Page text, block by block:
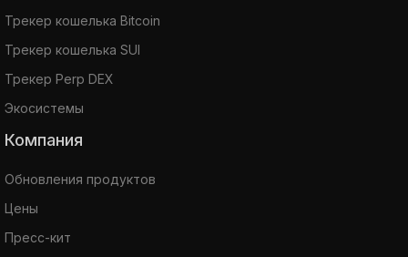
Трекер кошелька Bitcoin
Трекер кошелька SUI
Трекер Perp DEX
Экосистемы
Компания
Обновления продуктов
Цены
Пресс-кит